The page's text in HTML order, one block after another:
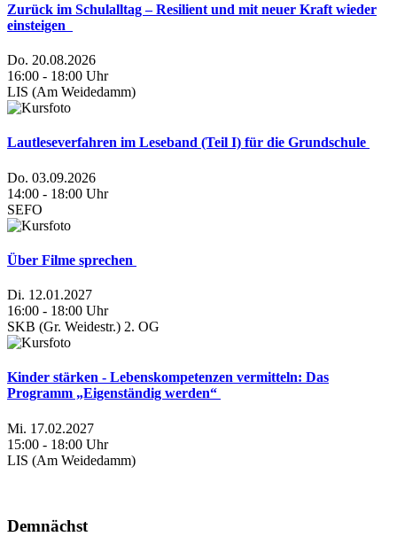
Zurück im Schulalltag – Resilient und mit neuer Kraft wieder
einsteigen
Do. 20.08.2026
16:00 - 18:00 Uhr
LIS (Am Weidedamm)
Lautleseverfahren im Leseband (Teil I) für die Grundschule
Do. 03.09.2026
14:00 - 18:00 Uhr
SEFO
Über Filme sprechen
Di. 12.01.2027
16:00 - 18:00 Uhr
SKB (Gr. Weidestr.) 2. OG
Kinder stärken - Lebenskompetenzen vermitteln: Das
Programm „Eigenständig werden“
Mi. 17.02.2027
15:00 - 18:00 Uhr
LIS (Am Weidedamm)
Demnächst